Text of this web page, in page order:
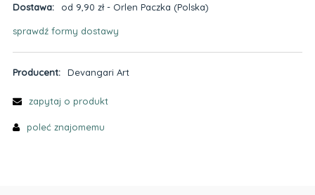
Dostawa: od 9,90 zł - Orlen Paczka (Polska)
Cena nie zawiera ewentualnych kosztów płatności
sprawdź formy dostawy
Producent: Devangari Art
zapytaj o produkt
poleć znajomemu